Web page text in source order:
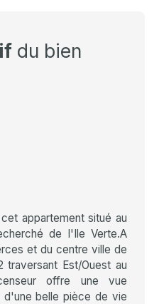
du bien
appartement situé au
de l'Ile Verte.A
et du centre ville de
traversant Est/Ouest au
offre une vue
belle pièce de vie